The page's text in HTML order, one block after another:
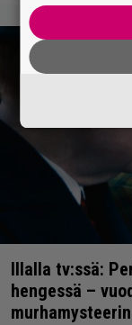
Illalla tv:ssä:
hengessä –
murhamysteerin